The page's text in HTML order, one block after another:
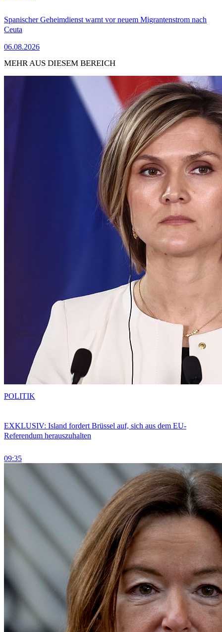
Spanischer Geheimdienst warnt vor neuem Migrantenstrom nach
Ceuta
06.08.2026
MEHR AUS DIESEM BEREICH
EXKLUSIV: Island fordert Brüssel auf, sich aus dem EU-
Referendum herauszuhalten
09:35
POLITIK